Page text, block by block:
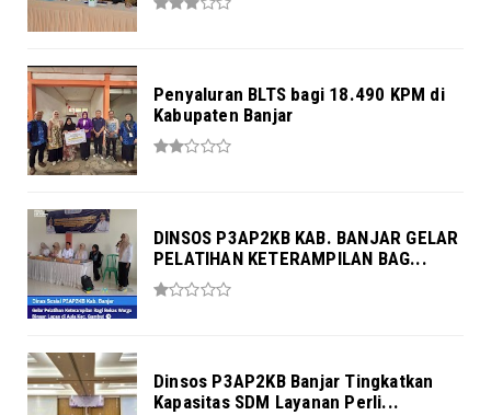
Penyaluran BLTS bagi 18.490 KPM di
Kabupaten Banjar
DINSOS P3AP2KB KAB. BANJAR GELAR
PELATIHAN KETERAMPILAN BAG...
Dinsos P3AP2KB Banjar Tingkatkan
Kapasitas SDM Layanan Perli...